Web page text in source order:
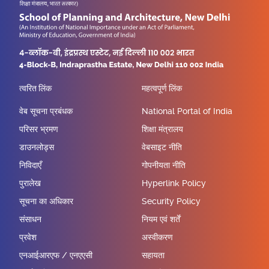
त्वरित लिंक
वेब सूचना प्रबंधक
परिसर भ्रमण
डाउनलोड्स
निविदाएँ
पुरालेख
सूचना का अधिकार
संसाधन
प्रवेश
एनआईआरएफ / एनएएसी
महत्वपूर्ण लिंक
National Portal of India
शिक्षा मंत्रालय
वेबसाइट नीति
गोपनीयता नीति
Hyperlink Policy
Security Policy
नियम एवं शर्तें
अस्वीकरण
सहायता